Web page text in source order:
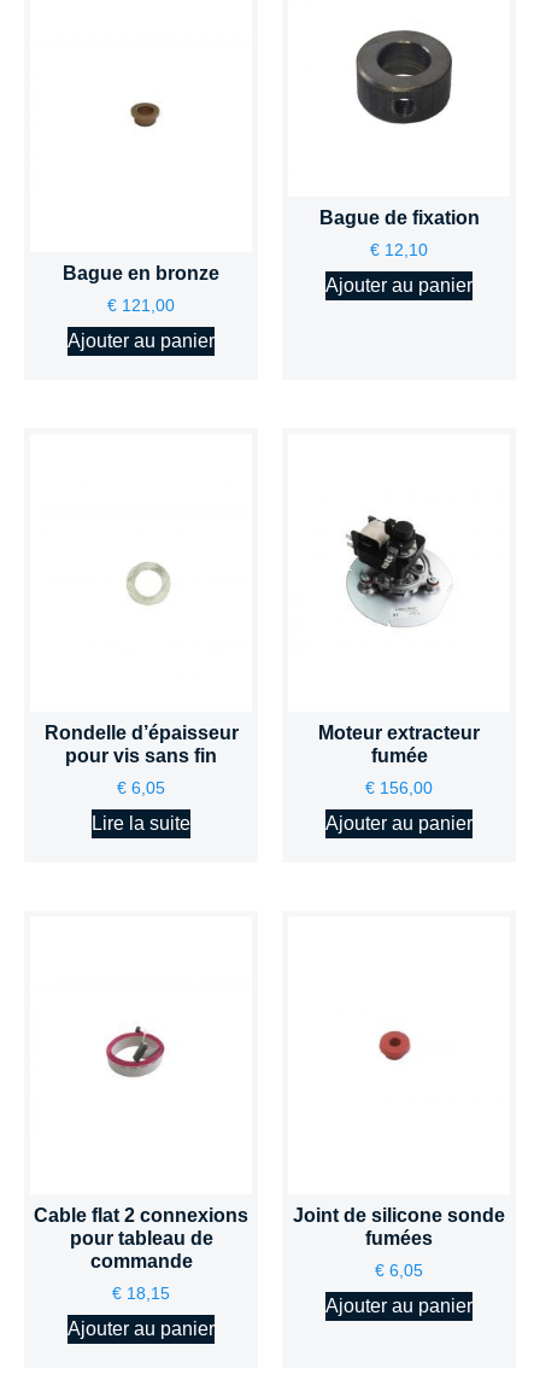
Bague en bronze
€ 121,00
Ajouter au panier
Bague de fixation
€ 12,10
Ajouter au panier
Rondelle d’épaisseur
pour vis sans fin
€ 6,05
Lire la suite
Moteur extracteur
fumée
€ 156,00
Ajouter au panier
Cable flat 2 connexions
pour tableau de
commande
€ 18,15
Ajouter au panier
Joint de silicone sonde
fumées
€ 6,05
Ajouter au panier